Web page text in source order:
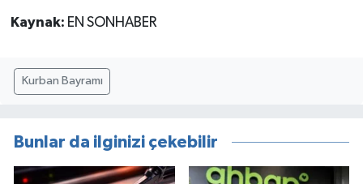
Kaynak: EN SONHABER
Kurban Bayramı
Bunlar da ilginizi çekebilir